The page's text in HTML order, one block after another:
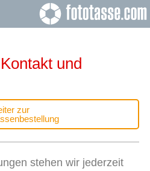
und
zur
stehen wir jederzeit